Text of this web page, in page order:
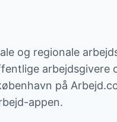
og regionale
arbejdsgivere
på
appen.